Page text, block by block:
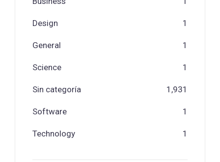
Design 1
General 1
Science 1
Sin categoría 1,931
Software 1
Technology 1